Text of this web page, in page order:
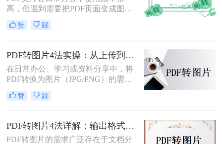
高，但遇到需要把PDF页面变成图片
插入文档、发微信、上传到只接受图
片格式的平台时，就得做格式转换。
据安全方面差异很大——截图法可能
模糊失真，在线工具有隐私顾虑，专
业软件又需要安装。选错方法不仅浪
费时间，还可能得到画质差的图片。
赞 踩
PDF转图片4法实操：从上传到下载的完整步骤和参数设置！
在日常办公、学习或资料分享中，将
PDF转换为图片（JPG/PNG）的需求
十分常见。那么pdf怎么转图片呢？本
文将介绍多种实用方法，满足不同场
赞 踩
PDF转图片4法详解：输出格式、分辨率、批量处理全对比！
PDF转图片的需求广泛存在于文档分